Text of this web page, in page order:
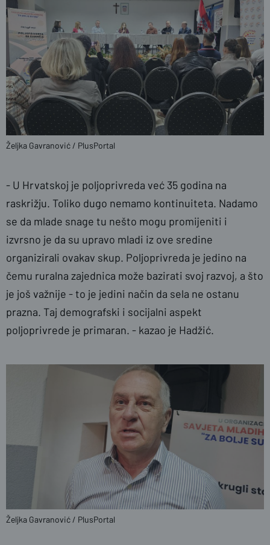
Željka Gavranović / PlusPortal
- U Hrvatskoj je poljoprivreda već 35 godina na
raskrižju. Toliko dugo nemamo kontinuiteta. Nadamo
se da mlade snage tu nešto mogu promijeniti i
izvrsno je da su upravo mladi iz ove sredine
organizirali ovakav skup. Poljoprivreda je jedino na
čemu ruralna zajednica može bazirati svoj razvoj, a što
je još važnije - to je jedini način da sela ne ostanu
prazna. Taj demografski i socijalni aspekt
poljoprivrede je primaran. - kazao je Hadžić.
Željka Gavranović / PlusPortal